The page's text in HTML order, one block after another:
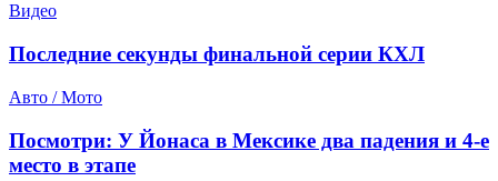
Видео
Последние секунды финальной серии КХЛ
Авто / Мото
Посмотри: У Йонаса в Мексике два падения и 4-е
место в этапе